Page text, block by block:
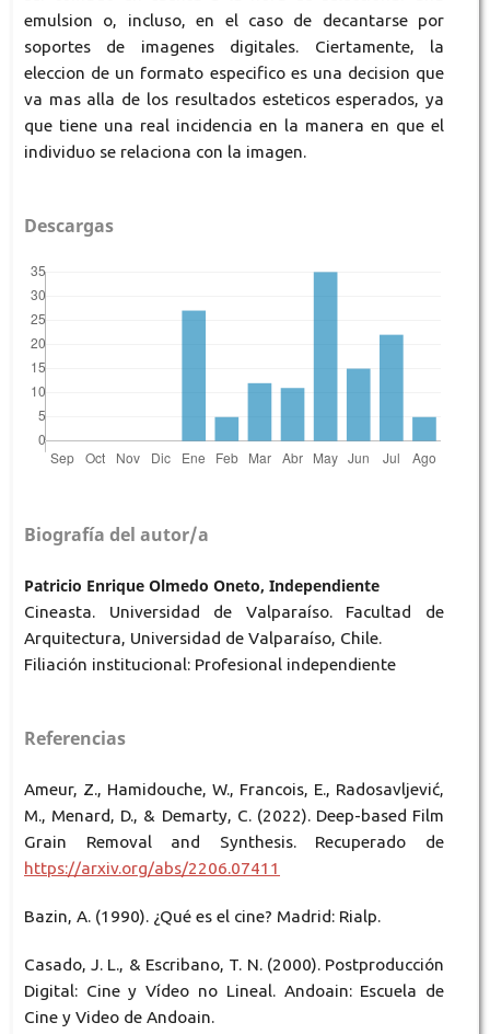
emulsion o, incluso, en el caso de decantarse por
soportes de imagenes digitales. Ciertamente, la
eleccion de un formato especifico es una decision que
va mas alla de los resultados esteticos esperados, ya
que tiene una real incidencia en la manera en que el
individuo se relaciona con la imagen.
Descargas
Biografía del autor/a
Patricio Enrique Olmedo Oneto, Independiente
Cineasta. Universidad de Valparaíso. Facultad de
Arquitectura, Universidad de Valparaíso, Chile.
Filiación institucional: Profesional independiente
Referencias
Ameur, Z., Hamidouche, W., Francois, E., Radosavljević,
M., Menard, D., & Demarty, C. (2022). Deep-based Film
Grain Removal and Synthesis. Recuperado de
https://arxiv.org/abs/2206.07411
Bazin, A. (1990). ¿Qué es el cine? Madrid: Rialp.
Casado, J. L., & Escribano, T. N. (2000). Postproducción
Digital: Cine y Vídeo no Lineal. Andoain: Escuela de
Cine y Video de Andoain.